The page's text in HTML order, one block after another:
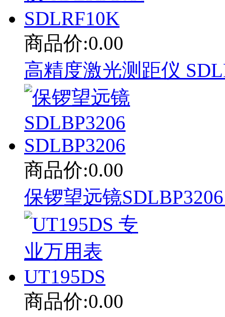
商品价:0.00
高精度激光测距仪
商品价:0.00
保锣望远镜
商品价:0.00